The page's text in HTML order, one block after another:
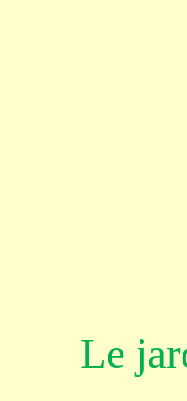
Le